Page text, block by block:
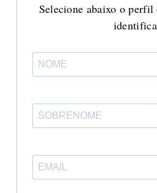
Selecione abaixo o perfil